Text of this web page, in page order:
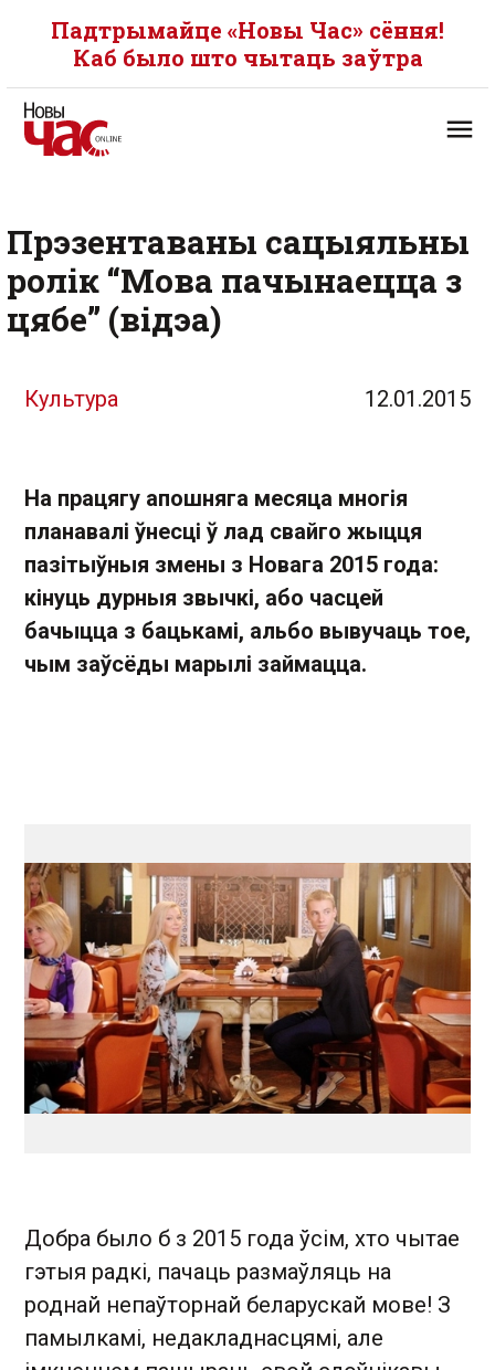
Падтрымайце «Новы Час» сёння!
Каб было што чытаць заўтра
Прэзентаваны сацыяльны
ролік “Мова пачынаецца з
цябе” (відэа)
Культура 12.01.2015
На працягу апошняга месяца многія
планавалі ўнесці ў лад свайго жыцця
пазітыўныя змены з Новага 2015 года:
кінуць дурныя звычкі, або часцей
бачыцца з бацькамі, альбо вывучаць тое,
чым заўсёды марылі займацца.
Добра было б з 2015 года ўcім, хто чытае
гэтыя радкі, пачаць размаўляць на
роднай непаўторнай беларускай мове! З
памылкамі, недакладнасцямі, але